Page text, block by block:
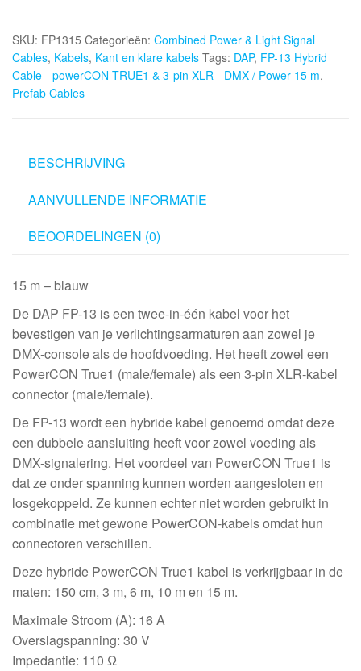
Cable
-
powerCON
TRUE1
pin
XLR
15
aantal
SKU: FP1315 Categorieën: Combined Power & Light Signal
Cables, Kabels, Kant en klare kabels Tags: DAP, FP-13 Hybrid
Cable - powerCON TRUE1 & 3-pin XLR - DMX / Power 15 m,
Prefab Cables
BESCHRIJVING
AANVULLENDE INFORMATIE
BEOORDELINGEN (0)
15 m – blauw
De DAP FP-13 is een twee-in-één kabel voor het
bevestigen van je verlichtingsarmaturen aan zowel je
DMX-console als de hoofdvoeding. Het heeft zowel een
PowerCON True1 (male/female) als een 3-pin XLR-kabel
connector (male/female).
De FP-13 wordt een hybride kabel genoemd omdat deze
een dubbele aansluiting heeft voor zowel voeding als
DMX-signalering. Het voordeel van PowerCON True1 is
dat ze onder spanning kunnen worden aangesloten en
losgekoppeld. Ze kunnen echter niet worden gebruikt in
combinatie met gewone PowerCON-kabels omdat hun
connectoren verschillen.
Deze hybride PowerCON True1 kabel is verkrijgbaar in de
maten: 150 cm, 3 m, 6 m, 10 m en 15 m.
Maximale Stroom (A): 16 A
Overslagspanning: 30 V
Impedantie: 110 Ω